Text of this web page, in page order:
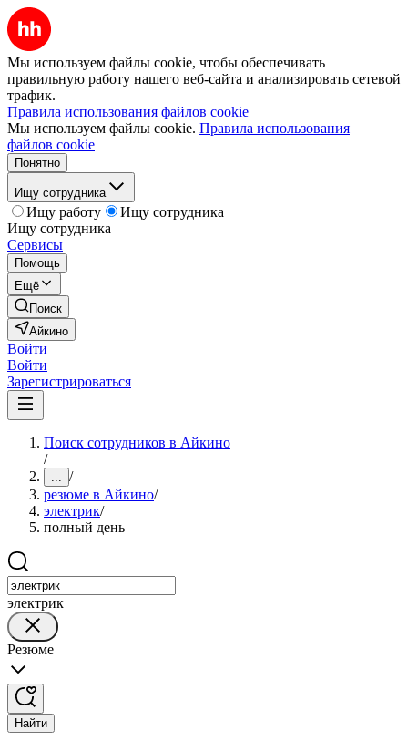
Мы используем файлы cookie, чтобы обеспечивать
правильную работу нашего веб-сайта и анализировать сетевой
трафик.
Правила использования файлов cookie
Мы используем файлы cookie. Правила использования
файлов cookie
Понятно
Ищу сотрудника
Ищу работу
Ищу сотрудника
Ищу сотрудника
Сервисы
Помощь
Ещё
Поиск
Айкино
Войти
Войти
Зарегистрироваться
Поиск сотрудников в Айкино
/
... /
резюме в Айкино/
электрик/
полный день
электрик
Резюме
Найти